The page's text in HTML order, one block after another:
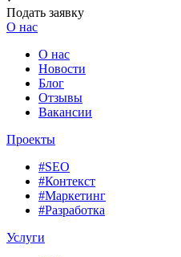
Подать заявку
О нас
О нас
Новости
Блог
Отзывы
Вакансии
Проекты
#SEO
#Контекст
#Маркетинг
#Разработка
Услуги